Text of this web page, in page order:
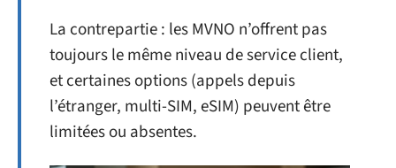
La contrepartie : les MVNO n’offrent pas
toujours le même niveau de service client,
et certaines options (appels depuis
l’étranger, multi-SIM, eSIM) peuvent être
limitées ou absentes.